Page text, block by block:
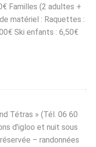
Familles (2 adultes +
matériel : Raquettes :
Ski enfants : 6,50€
Tétras » (Tél. 06 60
d’igloo et nuit sous
– randonnées